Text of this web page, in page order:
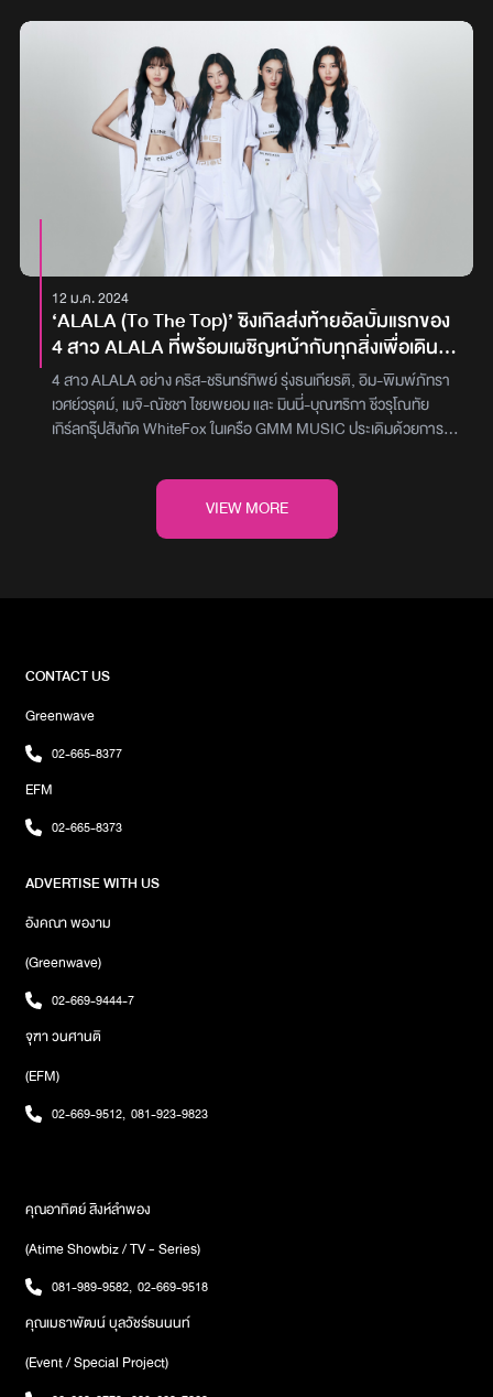
ครั้ง หลังจากเคยร่วมงานกันในเพลง ‘ฉันมันเป็นใคร’ และ ‘เดอะแบก’ ซึ่ง
เขาก็ถ่ายทอดภาพและเรื่องราวออกมาในแบบที่เราชอบมาก ๆ ครับ
อยากฝากให้ทุกคนได้ติดตาม”สัมผัสตัวตนและเป็นจุดเริ่มต้นบนเส้น
ทางดนตรีของ Tilly Birds ผ่านซิงเกิลสากลใหม่ ‘White Pills’ ก้าวแรก
ของการเดินทางครั้งใหม่ที่ใหญ่และท้าทายกว่าเดิม เพื่อเป้าหมายในการ
ลุยตลาดเพลงสากลแบบเต็มตัว ฟังและชมมิวสิกวิดีโอเพลงนี้ได้แล้วทาง
YouTube : GeneLab และทุกบริการ Music Streamingภาพ : Tilly
รู้สึกใจใจ“นี่ฉันต้องเสียใครไปจากชีวิตอีกหรือเปล่านอกจากเธอยังมีใคร
อีกหรือเปล่าต้องการให้ฉันเดียวดายใช่ไหมถึงต้องมาทิ้งกัน”ไม่เพียงแต่
เนื้อหาจะบาดลึก มิวสิกวิดีโอยังได้ เฟย-ภัทร เอกแสงกุล มานำแสดง
ร่วมกับนักแสดงอีก 27 ชีวิต ที่ผู้กำกับได้ร้อยเรียงรายละเอียด เพื่อ
ถ่ายทอดเรื่องราวครบถ้วนด้วยวิธีถ่ายแบบ Long Take ในเวลาเพียง
3.33 นาที แต่กลับทำให้ใครหลายคนเข้าใจความหมายของการจากลา
และหวนนึกถึงเรื่องราวของตนเอง จนพายอดวิวทะลุ 1 ล้านวิวภายใน 1
สัปดาห์เท่านั้นที่เพลงถูกปล่อยออกมา ทั้งยังติดอันดับที่ 11 on
Trending for music ในยูทูปไปเรียบร้อย (ข้อมูลเมื่อวันที่ 21 มีนาคม
2567)แฟน ๆ ติดตามชมมิวสิกวิดีโอเพลง ‘จาก(Expired)’ จาก
Bomb at Track ได้แล้ววันนี้ทาง Youtube : genierock และทุกบริการ
Music Streamingภาพ : genie records
12 ม.ค. 2024
‘ALALA (To The Top)’ ซิงเกิลส่งท้ายอัลบั้มแรกของ
4 สาว ALALA ที่พร้อมเผชิญหน้ากับทุกสิ่งเพื่อเดินไป
สู่จุดหมาย
4 สาว ALALA อย่าง คริส-ชรินทร์ทิพย์ รุ่งธนเกียรติ, อิม-พิมพ์ภัทรา
เวศย์วรุตม์, เมจิ-ณัชชา ไชยพยอม และ มินนี่-บุณฑริกา ชีวรุโณทัย
เกิร์ลกรุ๊ปสังกัด WhiteFox ในเครือ GMM MUSIC ประเดิมด้วยการ
Top)’ ซึ่งเป็นซิงเกิลลำดับที่ 5 ปิดท้ายอัลบัมชุดแรกของพวกเธออย่าง
‘BABY MVP’ ส่ง Energy ของเด็กยุคใหม่เพื่อพาทุกคนไปเอ็นจอยด้วย
สไตล์เพลงสนุกสนาน แปลกใหม่ ท่าเต้นยากชาเลนจ์กว่าที่เคยไม่เพียง
โลก The Kennels มา Produce ตั้งต้นให้ โดยทำ Beat และ Melody
ความพิเศษและเบื้องหลังการทำงานในเพลงนี้ให้เราได้ฟังว่า“เพลง
พวกเรา ที่มีความพิเศษมาก ๆ ตั้งแต่ชื่อเพลงเลย ที่นำชื่อวงมาใช้ เพื่อ
สื่อสารความเป็น ALALA ของพวกเราได้อย่างดี ส่วนคำว่า To The
สิ่งเพื่อไปให้ถึง เป็นเพลงที่สื่อความหมายและ Attitude ของพวกเราด้วย
ค่ะ“ส่วนมิวสิกวิดีโอเพลงนี้ก็จะได้เห็น Performance ท่าเต้นที่ยากขึ้น
จีน-คำขวัญ ดวงมณี กลับมาร่วมงานกันอีก เล่าเรื่องราวของพวกเราที่
นำพาตัวเองขึ้นไปอยู่บนที่สูงในรูปแบบต่าง ๆ เปรียบกับความ
ทะเยอทะยานตามความฝัน ถึงแม้ว่าพวกเราจะตกลงมา หรือมีวันที่ Fail
แต่เราก็ยังมีความมั่นใจอยู่เสมอ เป็นการซ่อนข้อคิดเปรียบเหมือนชีวิต
อยู่กับว่าเราพอใจที่จะอยู่ To the top ตรงไหน พวกเราตั้งใจกันมาก
และหวังว่าทุกคนจะสนุกแล้วเต้นไปกับพวกเรา ALALA นะคะ”แฟน ๆ
Executive Prod. URBOYTJ ได้แล้ววันนี้ทาง YouTube :
Officialwhitemusic และทุกบริการมิวสิกสตรีมมิงภาพ : WhiteFox
VIEW MORE
CONTACT US
Greenwave
02-665-8377
EFM
02-665-8373
ADVERTISE WITH US
อังคณา พองาม
(Greenwave)
02-669-9444-7
จุฑา วนศานติ
(EFM)
02-669-9512, 081-923-9823
คุณอาทิตย์ สิงห์ลำพอง
(Atime Showbiz / TV - Series)
081-989-9582, 02-669-9518
คุณเมธาพัฒน์ บุลวัชร์ธนนนท์
(Event / Special Project)